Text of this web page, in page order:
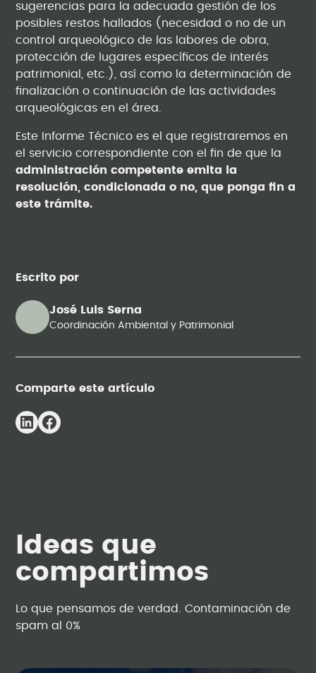
Escrito por
José Luis Serna
Coordinación Ambiental y Patrimonial
Comparte este artículo
sugerencias para la adecuada gestión de los
posibles restos hallados (necesidad o no de un
control arqueológico de las labores de obra,
protección de lugares específicos de interés
patrimonial, etc.), así como la determinación de
finalización o continuación de las actividades
arqueológicas en el área.
Este Informe Técnico es el que registraremos en
el servicio correspondiente con el fin de que la
administración competente emita la
resolución, condicionada o no, que ponga fin a
este trámite.
Ideas que
compartimos
Lo que pensamos de verdad. Contaminación de
spam al 0%